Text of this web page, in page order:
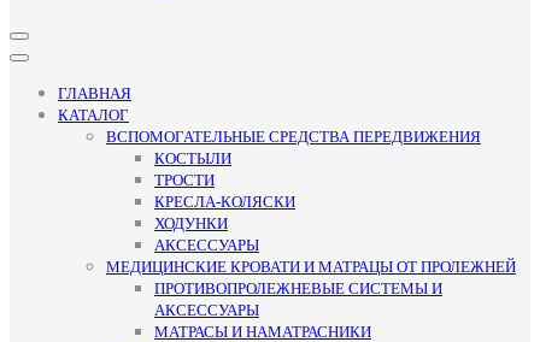
Кнопка
Открыть
ГЛАВНАЯ
КАТАЛОГ
ВСПОМОГАТЕЛЬНЫЕ СРЕДСТВА ПЕРЕДВИЖЕНИЯ
КОСТЫЛИ
ТРОСТИ
КРЕСЛА-КОЛЯСКИ
ХОДУНКИ
АКСЕССУАРЫ
МЕДИЦИНСКИЕ КРОВАТИ И МАТРАЦЫ ОТ ПРОЛЕЖНЕЙ
ПРОТИВОПРОЛЕЖНЕВЫЕ СИСТЕМЫ И
АКСЕССУАРЫ
МАТРАСЫ И НАМАТРАСНИКИ